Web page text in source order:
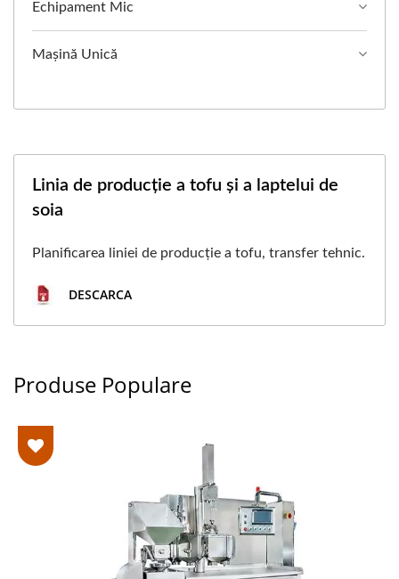
Echipament Mic
Mașină Unică
Linia de producție a tofu și a laptelui de
soia
Planificarea liniei de producție a tofu, transfer tehnic.
DESCARCA
Produse Populare